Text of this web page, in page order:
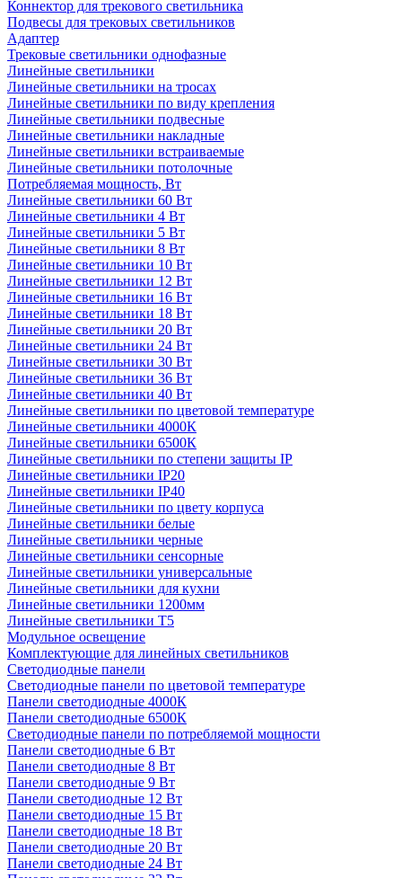
Коннектор для трекового светильника
Подвесы для трековых светильников
Адаптер
Трековые светильники однофазные
Линейные светильники
Линейные светильники на тросах
Линейные светильники по виду крепления
Линейные светильники подвесные
Линейные светильники накладные
Линейные светильники встраиваемые
Линейные светильники потолочные
Потребляемая мощность, Вт
Линейные светильники 60 Вт
Линейные светильники 4 Вт
Линейные светильники 5 Вт
Линейные светильники 8 Вт
Линейные светильники 10 Вт
Линейные светильники 12 Вт
Линейные светильники 16 Вт
Линейные светильники 18 Вт
Линейные светильники 20 Вт
Линейные светильники 24 Вт
Линейные светильники 30 Вт
Линейные светильники 36 Вт
Линейные светильники 40 Вт
Линейные светильники по цветовой температуре
Линейные светильники 4000К
Линейные светильники 6500К
Линейные светильники по степени защиты IP
Линейные светильники IP20
Линейные светильники IP40
Линейные светильники по цвету корпуса
Линейные светильники белые
Линейные светильники черные
Линейные светильники сенсорные
Линейные светильники универсальные
Линейные светильники для кухни
Линейные светильники 1200мм
Линейные светильники Т5
Модульное освещение
Комплектующие для линейных светильников
Светодиодные панели
Светодиодные панели по цветовой температуре
Панели светодиодные 4000К
Панели светодиодные 6500К
Светодиодные панели по потребляемой мощности
Панели светодиодные 6 Вт
Панели светодиодные 8 Вт
Панели светодиодные 9 Вт
Панели светодиодные 12 Вт
Панели светодиодные 15 Вт
Панели светодиодные 18 Вт
Панели светодиодные 20 Вт
Панели светодиодные 24 Вт